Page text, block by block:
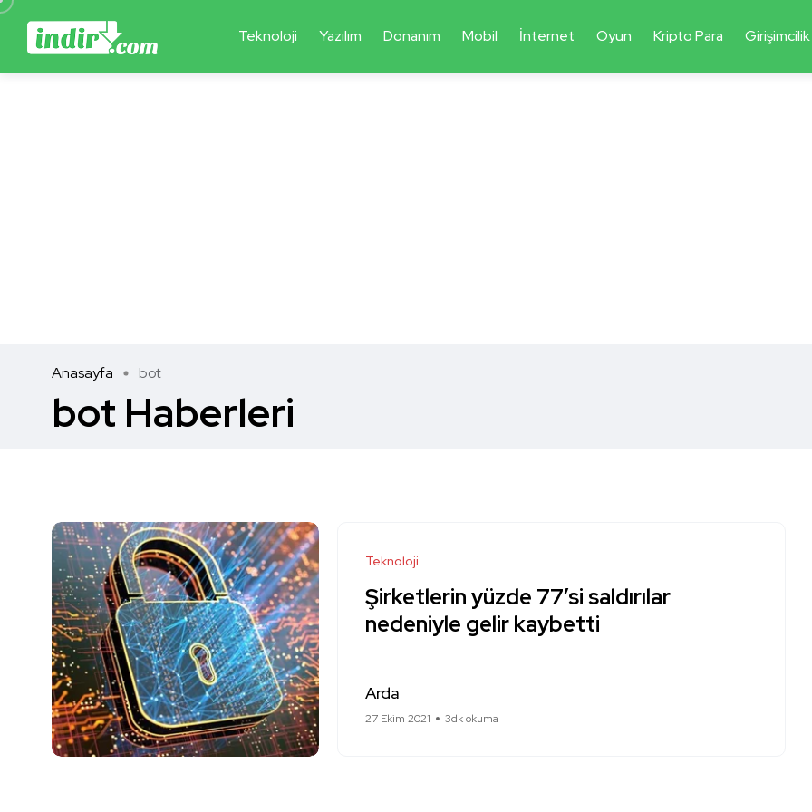
Teknoloji Yazılım Donanım Mobil İnternet Oyun Kripto Para Girişimcilik
Anasayfa bot
bot Haberleri
Teknoloji
Şirketlerin yüzde 77’si saldırılar
nedeniyle gelir kaybetti
Arda
27 Ekim 2021 3dk okuma